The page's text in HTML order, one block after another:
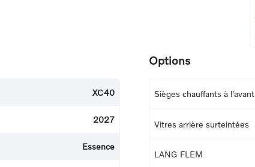
XC40
2027
Essence
Options
Sièges chauffants à l'avant
Vitres arrière surteintées
LANG FLEM